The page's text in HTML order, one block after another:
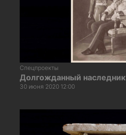
Спецпроекты
Долгожданный наследник
30 июня 2020 12:00